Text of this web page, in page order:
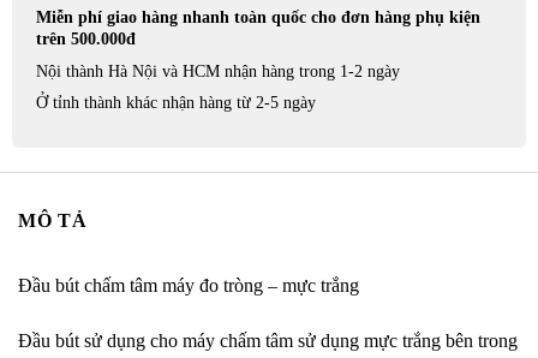
Miễn phí giao hàng nhanh toàn quốc cho đơn hàng phụ kiện
trên 500.000đ
Nội thành Hà Nội và HCM nhận hàng trong 1-2 ngày
Ở tỉnh thành khác nhận hàng từ 2-5 ngày
MÔ TẢ
Đầu bút chấm tâm máy đo tròng – mực trắng
Đầu bút sử dụng cho máy chấm tâm sử dụng mực trắng bên trong